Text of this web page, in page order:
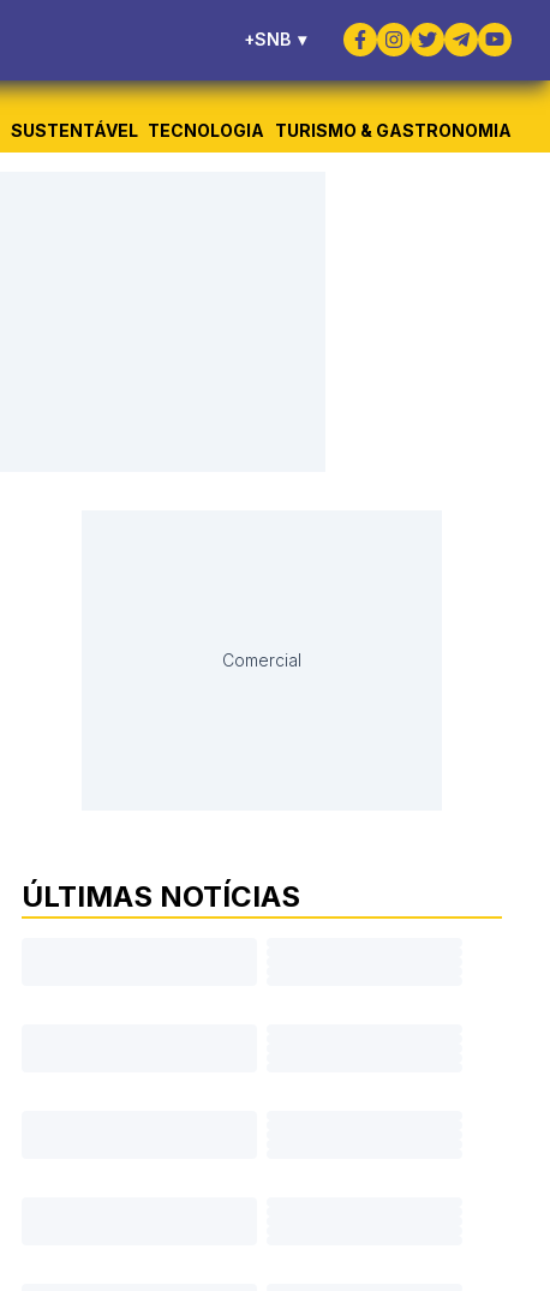
+SNB ▾
SUSTENTÁVEL TECNOLOGIA TURISMO & GASTRONOMIA
Comercial
ÚLTIMAS NOTÍCIAS